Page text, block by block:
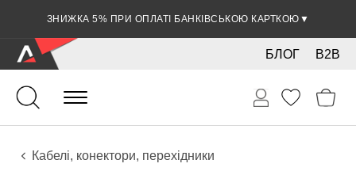
ЗНИЖКА 5% ПРИ ОПЛАТІ БАНКІВСЬКОЮ КАРТКОЮ ▼
B2B
БЛОГ
Гітари
Електро інструменти
Звукове обладнання
Кабелі, конектори, перехідники